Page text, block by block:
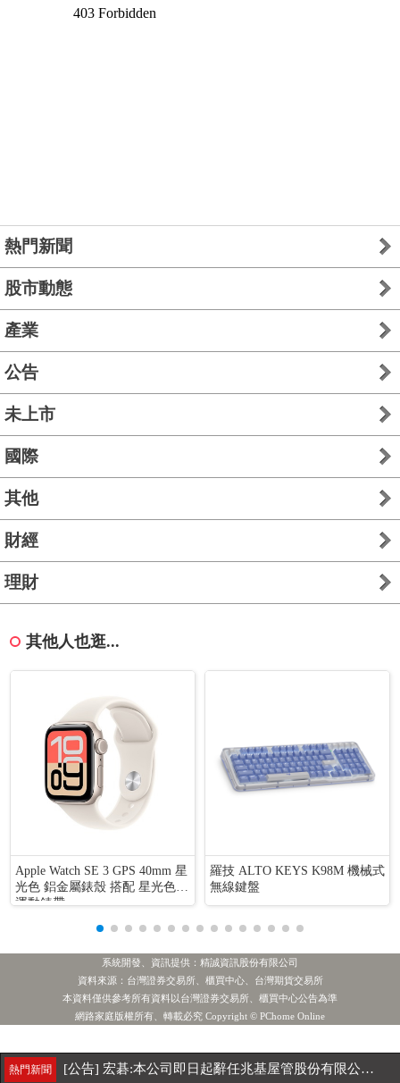
熱門新聞
股市動態
產業
公告
未上市
國際
其他
財經
理財
其他人也逛...
Apple Watch SE 3 GPS 40mm 星
光色 鋁金屬錶殼 搭配 星光色
運動錶帶
羅技 ALTO KEYS K98M 機械式
無線鍵盤
系統開發、資訊提供：精誠資訊股份有限公司
資料來源：台灣證券交易所、櫃買中心、台灣期貨交易所
本資料僅供參考所有資料以台灣證券交易所、櫃買中心公告為準
網路家庭版權所有、轉載必究 Copyright © PChome Online
熱門新聞 [公告] 宏碁:本公司即日起辭任兆基屋管股份有限公司之董事長及法人董事